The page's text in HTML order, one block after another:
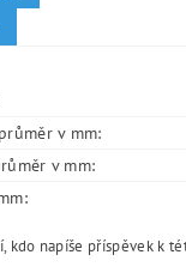
v mm:
v mm:
kdo napíše příspěvek k